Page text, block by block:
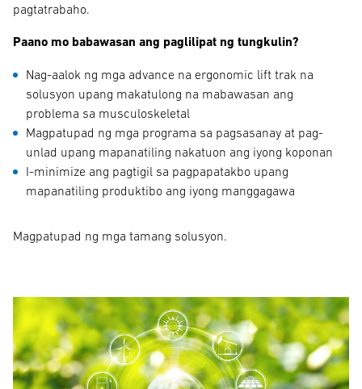
pagtatrabaho.
Paano mo babawasan ang paglilipat ng tungkulin?
Nag-aalok ng mga advance na ergonomic lift trak na
solusyon upang makatulong na mabawasan ang
problema sa musculoskeletal
Magpatupad ng mga programa sa pagsasanay at pag-
unlad upang mapanatiling nakatuon ang iyong koponan
I-minimize ang pagtigil sa pagpapatakbo upang
mapanatiling produktibo ang iyong manggagawa
Magpatupad ng mga tamang solusyon.